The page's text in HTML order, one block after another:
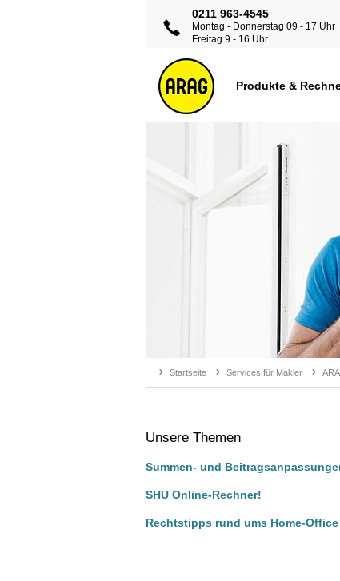
0211 963-4545
Montag - Donnerstag 09 - 17 Uhr
Freitag 9 - 16 Uhr
Produkte &
Startseite Services für Makler
Unsere Themen
Summen- und
SHU Online-Rechner!
Rechtstipps rund ums Home-Office